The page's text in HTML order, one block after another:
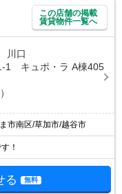
この店舗の掲載
賃貸物件一覧へ
川口
1 キュポ・ラ A棟405
市南区/草加市/越谷市
！
る 無料